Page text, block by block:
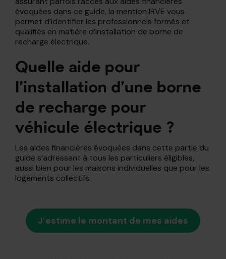
évoquées dans ce guide, la mention IRVE vous
permet d’identifier les professionnels formés et
qualifiés en matière d’installation de borne de
recharge électrique.
Quelle aide pour
l’installation d’une borne
de recharge pour
véhicule électrique ?
Les aides financières évoquées dans cette partie du
guide s’adressent à tous les particuliers éligibles,
aussi bien pour les maisons individuelles que pour les
logements collectifs.
J’estime le montant de mes aides